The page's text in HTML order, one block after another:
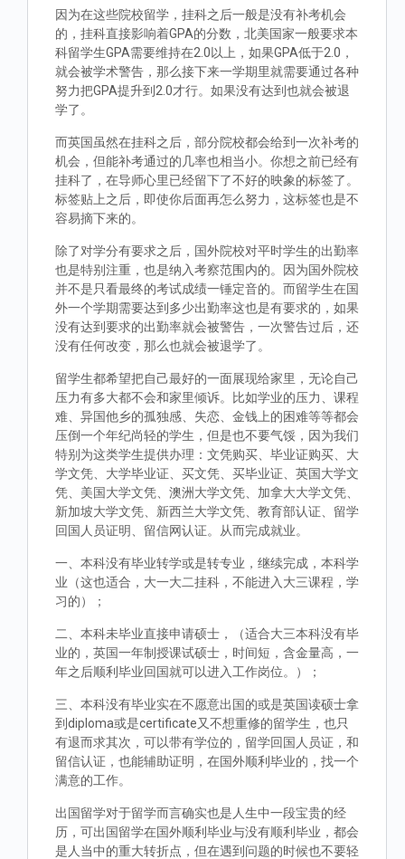
因为在这些院校留学，挂科之后一般是没有补考机会
的，挂科直接影响着GPA的分数，北美国家一般要求本
科留学生GPA需要维持在2.0以上，如果GPA低于2.0，
就会被学术警告，那么接下来一学期里就需要通过各种
努力把GPA提升到2.0才行。如果没有达到也就会被退
学了。
而英国虽然在挂科之后，部分院校都会给到一次补考的
机会，但能补考通过的几率也相当小。你想之前已经有
挂科了，在导师心里已经留下了不好的映象的标签了。
标签贴上之后，即使你后面再怎么努力，这标签也是不
容易摘下来的。
除了对学分有要求之后，国外院校对平时学生的出勤率
也是特别注重，也是纳入考察范围内的。因为国外院校
并不是只看最终的考试成绩一锤定音的。而留学生在国
外一个学期需要达到多少出勤率这也是有要求的，如果
没有达到要求的出勤率就会被警告，一次警告过后，还
没有任何改变，那么也就会被退学了。
留学生都希望把自己最好的一面展现给家里，无论自己
压力有多大都不会和家里倾诉。比如学业的压力、课程
难、异国他乡的孤独感、失恋、金钱上的困难等等都会
压倒一个年纪尚轻的学生，但是也不要气馁，因为我们
特别为这类学生提供办理：文凭购买、毕业证购买、大
学文凭、大学毕业证、买文凭、买毕业证、英国大学文
凭、美国大学文凭、澳洲大学文凭、加拿大大学文凭、
新加坡大学文凭、新西兰大学文凭、教育部认证、留学
回国人员证明、留信网认证。从而完成就业。
一、本科没有毕业转学或是转专业，继续完成，本科学
业（这也适合，大一大二挂科，不能进入大三课程，学
习的）；
二、本科未毕业直接申请硕士，（适合大三本科没有毕
业的，英国一年制授课试硕士，时间短，含金量高，一
年之后顺利毕业回国就可以进入工作岗位。）；
三、本科没有毕业实在不愿意出国的或是英国读硕士拿
到diploma或是certificate又不想重修的留学生，也只
有退而求其次，可以带有学位的，留学回国人员证，和
留信认证，也能辅助证明，在国外顺利毕业的，找一个
满意的工作。
出国留学对于留学而言确实也是人生中一段宝贵的经
历，可出国留学在国外顺利毕业与没有顺利毕业，都会
是人当中的重大转折点，但在遇到问题的时候也不要轻